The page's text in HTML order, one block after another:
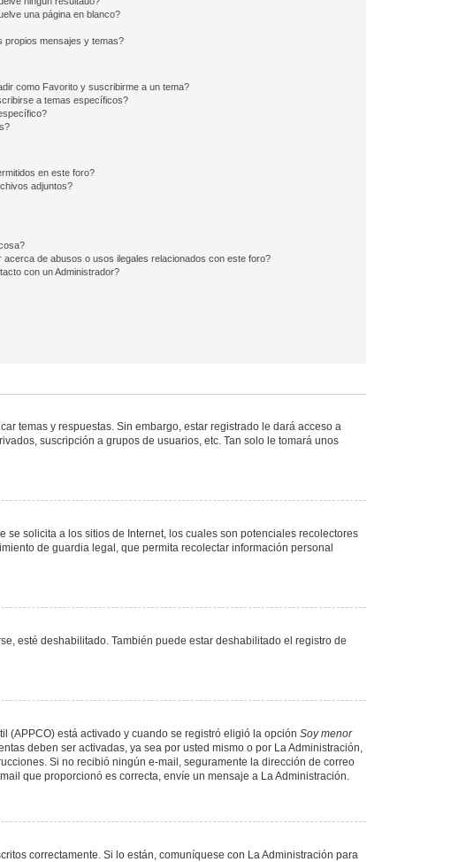
una página en blanco?
propios mensajes y temas?
como Favorito y suscribirme a un tema?
a temas específicos?
en este foro?
adjuntos?
acerca de abusos o usos ilegales relacionados con este foro?
con un Administrador?
temas y respuestas. Sin embargo, estar registrado le dará acceso a
suscripción a grupos de usuarios, etc. Tan solo le tomará unos
se solicita a los sitios de Internet, los cuales son potenciales recolectores
de guardia legal, que permita recolectar información personal
esté deshabilitado. También puede estar deshabilitado el registro de
(APPCO) está activado y cuando se registró eligió la opción Soy menor
deben ser activadas, ya sea por usted mismo o por La Administración,
Si no recibió ningún e-mail, seguramente la dirección de correo
que proporcionó es correcta, envíe un mensaje a La Administración.
correctamente. Si lo están, comuníquese con La Administración para